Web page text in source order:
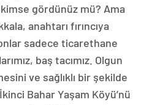
gördünüz mü? Ama
anahtarı fırıncıya
sadece ticarethane
baş tacımız. Olgun
ve sağlıklı bir şekilde
Bahar Yaşam Köyü’nü